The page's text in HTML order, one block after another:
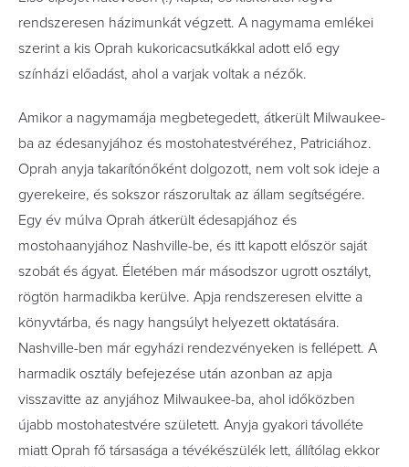
rendszeresen házimunkát végzett. A nagymama emlékei
szerint a kis Oprah kukoricacsutkákkal adott elő egy
színházi előadást, ahol a varjak voltak a nézők.
Amikor a nagymamája megbetegedett, átkerült Milwaukee-
ba az édesanyjához és mostohatestvéréhez, Patriciához.
Oprah anyja takarítónőként dolgozott, nem volt sok ideje a
gyerekeire, és sokszor rászorultak az állam segítségére.
Egy év múlva Oprah átkerült édesapjához és
mostohaanyjához Nashville-be, és itt kapott először saját
szobát és ágyat. Életében már másodszor ugrott osztályt,
rögtön harmadikba kerülve. Apja rendszeresen elvitte a
könyvtárba, és nagy hangsúlyt helyezett oktatására.
Nashville-ben már egyházi rendezvényeken is fellépett. A
harmadik osztály befejezése után azonban az apja
visszavitte az anyjához Milwaukee-ba, ahol időközben
újabb mostohatestvére született. Anyja gyakori távolléte
miatt Oprah fő társasága a tévékészülék lett, állítólag ekkor